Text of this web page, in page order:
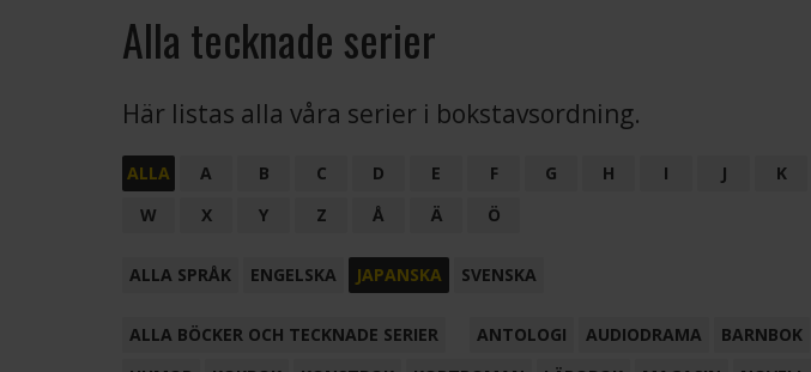
Alla tecknade serier
Här listas alla våra serier i bokstavsordning.
ALLA A B C D E F G H I J K
W
X Y Z Å Ä Ö
ALLA SPRÅK ENGELSKA JAPANSKA SVENSKA
ALLA BÖCKER OCH TECKNADE SERIER ANTOLOGI AUDIODRAMA BARNBOK